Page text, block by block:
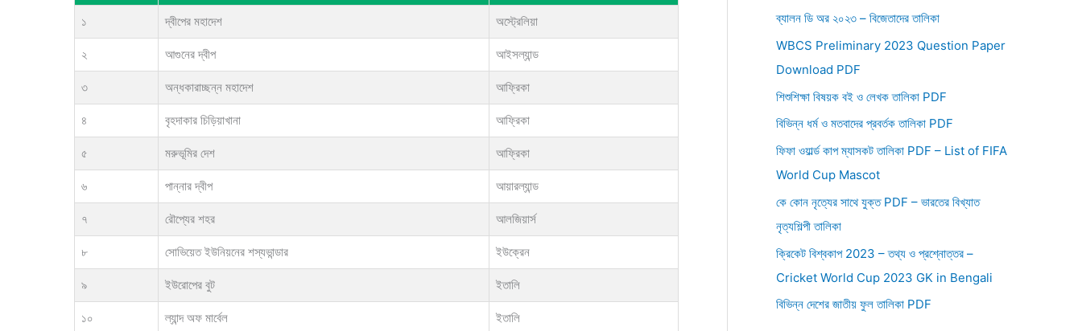
১ দ্বীপের মহাদেশ অস্ট্রেলিয়া
২ আগুনের দ্বীপ আইসল্যান্ড
৩ অন্ধকারাচ্ছন্ন মহাদেশ আফ্রিকা
৪ বৃহদাকার চিড়িয়াখানা আফ্রিকা
৫ মরুভূমির দেশ আফ্রিকা
৬ পান্নার দ্বীপ আয়ারল্যান্ড
৭ রৌপ্যের শহর আলজিয়ার্স
৮ সোভিয়েত ইউনিয়নের শস্যভান্ডার ইউক্রেন
৯ ইউরোপের বুট ইতালি
১০ ল্যান্দ অফ মার্বেল ইতালি
ব্যালন ডি অর ২০২৩ – বিজেতাদের তালিকা
WBCS Preliminary 2023 Question Paper
Download PDF
শিশুশিক্ষা বিষয়ক বই ও লেখক তালিকা PDF
বিভিন্ন ধর্ম ও মতবাদের প্রবর্তক তালিকা PDF
ফিফা ওয়ার্ল্ড কাপ ম্যাসকট তালিকা PDF – List of FIFA
World Cup Mascot
কে কোন নৃত্যের সাথে যুক্ত PDF – ভারতের বিখ্যাত
নৃত্যশিল্পী তালিকা
ক্রিকেট বিশ্বকাপ 2023 – তথ্য ও প্রশ্নোত্তর –
Cricket World Cup 2023 GK in Bengali
বিভিন্ন দেশের জাতীয় ফুল তালিকা PDF